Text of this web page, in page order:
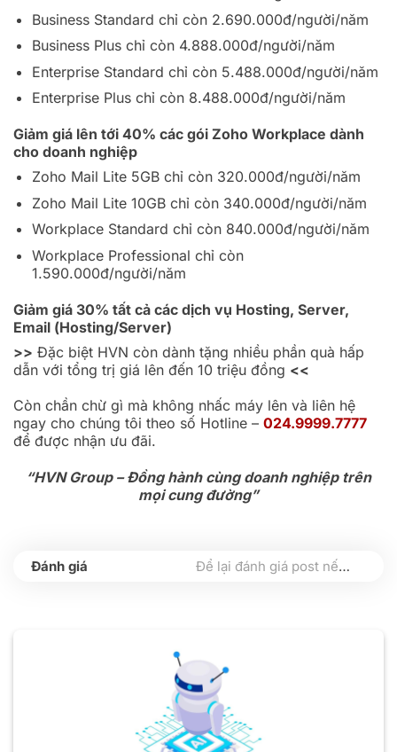
Business Standard chỉ còn 2.690.000đ/người/năm
Business Plus chỉ còn 4.888.000đ/người/năm
Enterprise Standard chỉ còn 5.488.000đ/người/năm
Enterprise Plus chỉ còn 8.488.000đ/người/năm
Giảm giá lên tới 40% các gói Zoho Workplace dành
cho doanh nghiệp
Zoho Mail Lite 5GB chỉ còn 320.000đ/người/năm
Zoho Mail Lite 10GB chỉ còn 340.000đ/người/năm
Workplace Standard chỉ còn 840.000đ/người/năm
Workplace Professional chỉ còn
1.590.000đ/người/năm
Giảm giá 30% tất cả các dịch vụ Hosting, Server,
Email (Hosting/Server)
>> Đặc biệt HVN còn dành tặng nhiều phần quà hấp
dẫn với tổng trị giá lên đến 10 triệu đồng <<
Còn chần chừ gì mà không nhấc máy lên và liên hệ
ngay cho chúng tôi theo số Hotline – 024.9999.7777
để được nhận ưu đãi.
“HVN Group – Đồng hành cùng doanh nghiệp trên
mọi cung đường”
Để lại đánh giá post nếu bạn thấy hữu ích nhé